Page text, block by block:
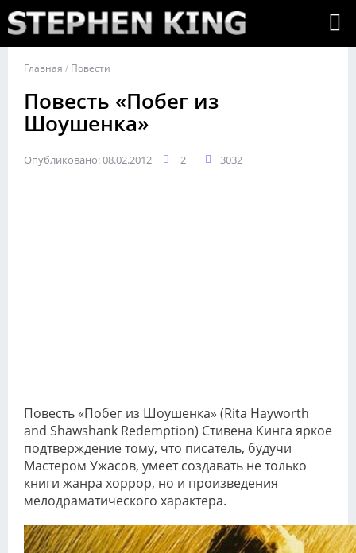
Главная / Повести
Повесть «Побег из
Шоушенка»
Опубликовано: 08.02.2012 2 3032
Повесть «Побег из Шоушенка» (Rita Hayworth
and Shawshank Redemption) Стивена Кинга яркое
подтверждение тому, что писатель, будучи
Мастером Ужасов, умеет создавать не только
книги жанра хоррор, но и произведения
мелодраматического характера.